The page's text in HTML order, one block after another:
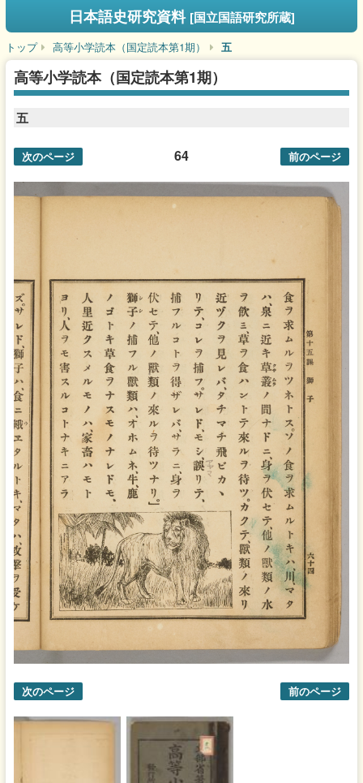
日本語史研究資料 [国立国語研究所蔵]
トップ 高等小学読本（国定読本第1期） 五
高等小学読本（国定読本第1期）
五
64
次のページ 前のページ
次のページ 前のページ